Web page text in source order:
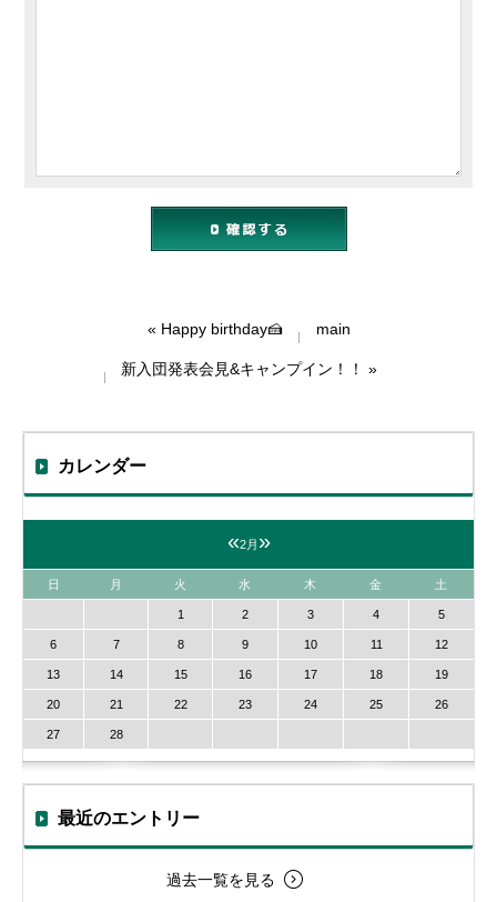
« Happy birthday🍰 main
新入団発表会見&キャンプイン！！ »
カレンダー
«2月 »
日 月 火 水 木 金 土
1 2 3 4 5
6 7 8 9 10 11 12
13 14 15 16 17 18 19
20 21 22 23 24 25 26
27 28
最近のエントリー
過去一覧を見る